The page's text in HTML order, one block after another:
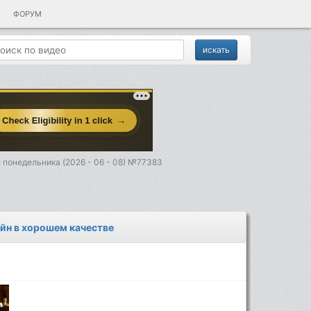
ФОРУМ
понедельника (2026 - 06 - 08) №77383
в хорошем качестве